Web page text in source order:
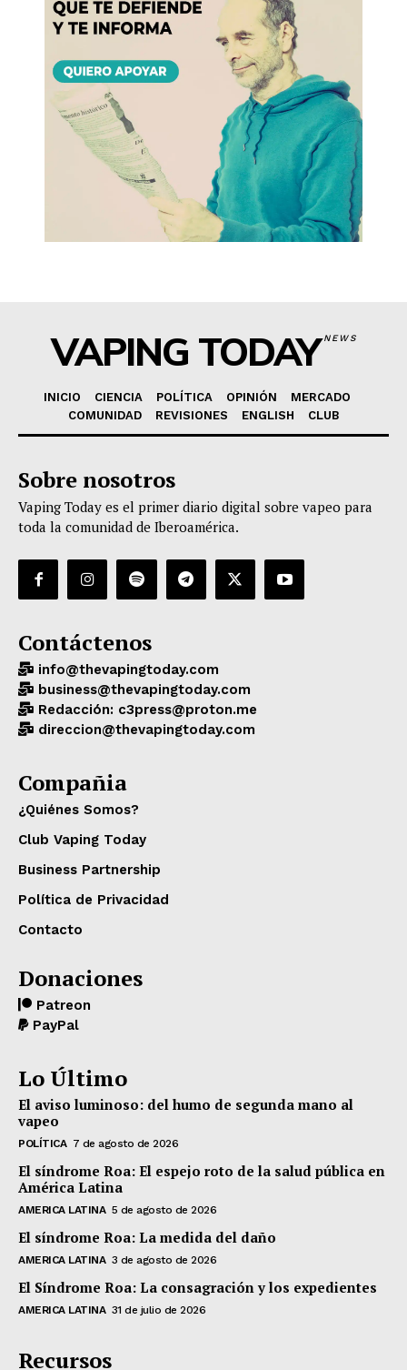
VAPING TODAYNEWS
INICIO CIENCIA POLÍTICA OPINIÓN
MERCADO
COMUNIDAD
REVISIONES ENGLISH CLUB
Sobre nosotros
Vaping Today es el primer diario digital sobre vapeo para
toda la comunidad de Iberoamérica.
Contáctenos
info@thevapingtoday.com
business@thevapingtoday.com
Redacción: c3press@proton.me
direccion@thevapingtoday.com
Compañia
¿Quiénes Somos?
Club Vaping Today
Business Partnership
Política de Privacidad
Contacto
Donaciones
Patreon
PayPal
Lo Último
El aviso luminoso: del humo de segunda mano al
vapeo
POLÍTICA 7 de agosto de 2026
El síndrome Roa: El espejo roto de la salud pública en
América Latina
AMERICA LATINA 5 de agosto de 2026
El síndrome Roa: La medida del daño
AMERICA LATINA 3 de agosto de 2026
El Síndrome Roa: La consagración y los expedientes
AMERICA LATINA 31 de julio de 2026
Recursos